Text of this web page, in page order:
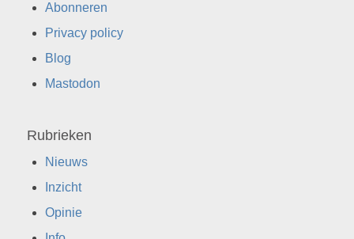
Abonneren
Privacy policy
Blog
Mastodon
Rubrieken
Nieuws
Inzicht
Opinie